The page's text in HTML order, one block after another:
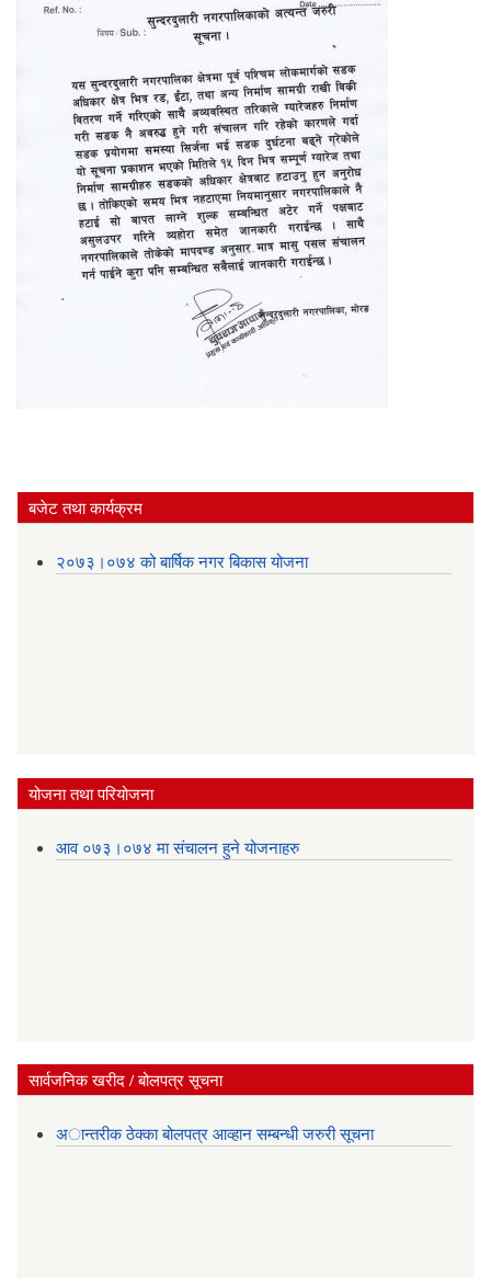
बजेट तथा कार्यक्रम
२०७३।०७४ को बार्षिक नगर बिकास योजना
योजना तथा परियोजना
आव ०७३।०७४ मा संचालन हुने योजनाहरु
सार्वजनिक खरीद / बोलपत्र सूचना
अान्तरीक ठेक्का बोलपत्र आव्हान सम्बन्धी जरुरी सूचना